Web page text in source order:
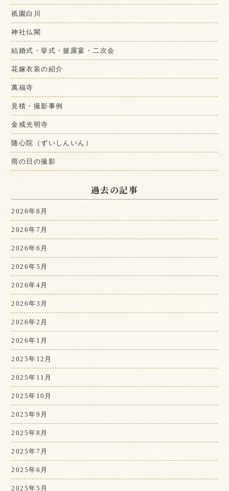
祇園白川
神社仏閣
結婚式・挙式・披露宴・二次会
花嫁衣装の紹介
萬福寺
見積・撮影事例
金戒光明寺
随心院（ずいしんいん）
雨の日の撮影
過去の記事
2026年8月
2026年7月
2026年6月
2026年5月
2026年4月
2026年3月
2026年2月
2026年1月
2025年12月
2025年11月
2025年10月
2025年9月
2025年8月
2025年7月
2025年6月
2025年5月